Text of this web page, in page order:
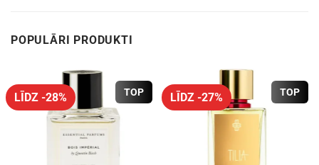
POPULĀRI PRODUKTI
TOP
LĪDZ -28% TOP
LĪDZ -27%